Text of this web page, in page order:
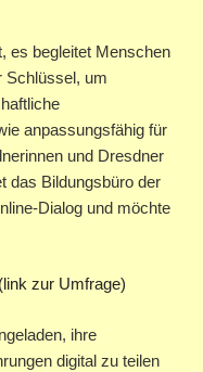
es begleitet Menschen
Schlüssel, um
anpassungsfähig für
und Dresdner
das Bildungsbüro der
Dialog und möchte
(link zur Umfrage)
ihre
digital zu teilen